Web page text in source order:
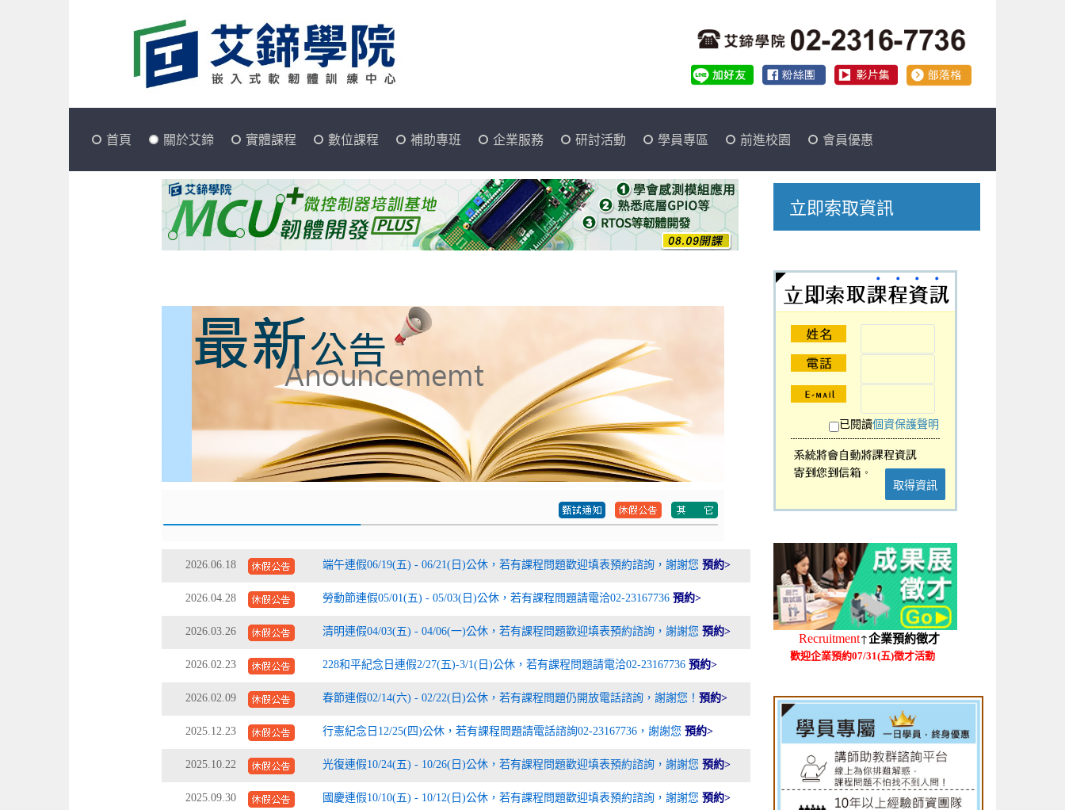
首頁 關於艾鍗 實體課程 數位課程 補助專班 企業服務 研討活動 學員專區 前進校園 會員優惠
2026.06.18 端午連假06/19(五) - 06/21(日)公休，若有課程問題歡迎填表預約諮詢，謝謝您 預約>
2026.04.28 勞動節連假05/01(五) - 05/03(日)公休，若有課程問題請電洽02-23167736 預約>
2026.03.26 清明連假04/03(五) - 04/06(一)公休，若有課程問題歡迎填表預約諮詢，謝謝您 預約>
2026.02.23 228和平紀念日連假2/27(五)-3/1(日)公休，若有課程問題請電洽02-23167736 預約>
2026.02.09 春節連假02/14(六) - 02/22(日)公休，若有課程問題仍開放電話諮詢，謝謝您！ 預約>
2025.12.23 行憲紀念日12/25(四)公休，若有課程問題請電話諮詢02-23167736，謝謝您 預約>
2025.10.22 光復連假10/24(五) - 10/26(日)公休，若有課程問題歡迎填表預約諮詢，謝謝您 預約>
2025.09.30 國慶連假10/10(五) - 10/12(日)公休，若有課程問題歡迎填表預約諮詢，謝謝您 預約>
立即索取資訊
已閱讀個資保護聲明
取得資訊
Recruitment↑企業預約徵才
歡迎企業預約07/31(五)徵才活動